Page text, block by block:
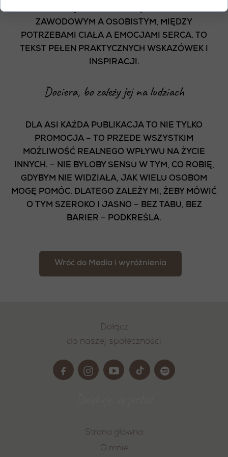
Wróć do Media i wyróżnienia
SZUKAJĄ BALANSU – MIĘDZY ŻYCIEM
ZAWODOWYM A OSOBISTYM, MIĘDZY
POTRZEBAMI CIAŁA A EMOCJAMI SERCA. TO
TEKST PEŁEN PRAKTYCZNYCH WSKAZÓWEK I
INSPIRACJI.
Dociera, bo zależy jej na ludziach
DLA ASI KAŻDA PUBLIKACJA TO NIE TYLKO
PROMOCJA – TO PRZEDE WSZYSTKIM
MOŻLIWOŚĆ REALNEGO WPŁYWU NA ŻYCIE
INNYCH. – NIE BYŁOBY SENSU W TYM, CO ROBIĘ,
GDYBYM NIE WIDZIAŁA, JAK WIELU OSOBOM
MOGĘ POMÓC. DLATEGO ZALEŻY MI, ŻEBY MÓWIĆ
O TYM SZEROKO I JASNO – BEZ TABU, BEZ
BARIER – PODKREŚLA.
Strona główna
O mnie
Dołącz
do naszej społeczności